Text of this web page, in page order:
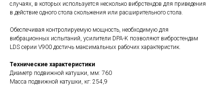
случаях, в которых используется несколько вибрстендов для приведения
в действие одного стола скольжения или расширительного стола.
Обеспечивая контролируемую мощность, необходимую для
вибрационных испытаний, усилители DPA-K позволяют вибростендам
LDS серии V900 достичь максимальных рабочих характеристик.
Технические характеристики
Диаметр подвижной катушки, мм: 760
Масса подвижной катушки, кг: 254,9